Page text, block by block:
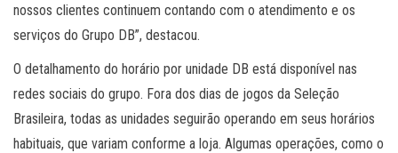
nossos clientes continuem contando com o atendimento e os
serviços do Grupo DB”, destacou.
O detalhamento do horário por unidade DB está disponível nas
redes sociais do grupo. Fora dos dias de jogos da Seleção
Brasileira, todas as unidades seguirão operando em seus horários
habituais, que variam conforme a loja. Algumas operações, como o